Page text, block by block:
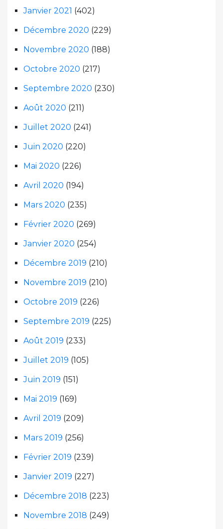
Janvier 2021 (402)
Décembre 2020 (229)
Novembre 2020 (188)
Octobre 2020 (217)
Septembre 2020 (230)
Août 2020 (211)
Juillet 2020 (241)
Juin 2020 (220)
Mai 2020 (226)
Avril 2020 (194)
Mars 2020 (235)
Février 2020 (269)
Janvier 2020 (254)
Décembre 2019 (210)
Novembre 2019 (210)
Octobre 2019 (226)
Septembre 2019 (225)
Août 2019 (233)
Juillet 2019 (105)
Juin 2019 (151)
Mai 2019 (169)
Avril 2019 (209)
Mars 2019 (256)
Février 2019 (239)
Janvier 2019 (227)
Décembre 2018 (223)
Novembre 2018 (249)